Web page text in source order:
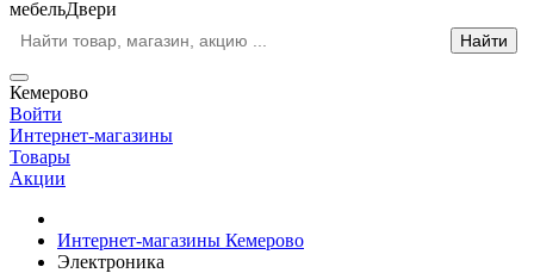
мебельДвери
Кемерово
Войти
Интернет-магазины
Товары
Акции
Интернет-магазины Кемерово
Электроника